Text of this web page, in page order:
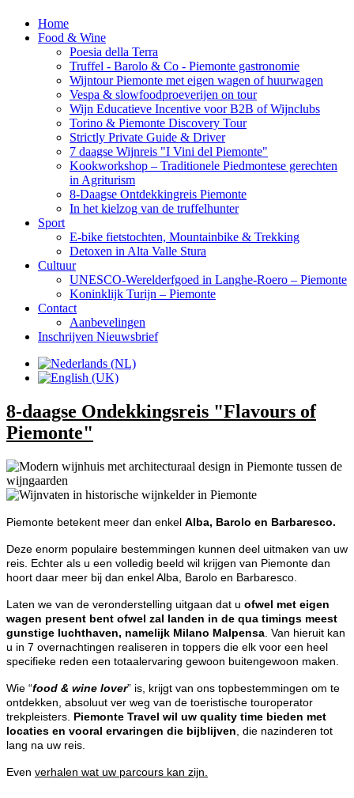
Home
Food & Wine
Poesia della Terra
Truffel - Barolo & Co - Piemonte gastronomie
Wijntour Piemonte met eigen wagen of huurwagen
Vespa & slowfoodproeverijen on tour
Wijn Educatieve Incentive voor B2B of Wijnclubs
Torino & Piemonte Discovery Tour
Strictly Private Guide & Driver
7 daagse Wijnreis "I Vini del Piemonte"
Kookworkshop – Traditionele Piedmontese gerechten
in Agriturism
8-Daagse Ontdekkingreis Piemonte
In het kielzog van de truffelhunter
Sport
E-bike fietstochten, Mountainbike & Trekking
Detoxen in Alta Valle Stura
Cultuur
UNESCO-Werelderfgoed in Langhe-Roero – Piemonte
Koninklijk Turijn – Piemonte
Contact
Aanbevelingen
Inschrijven Nieuwsbrief
8-daagse Ondekkingsreis "Flavours of
Piemonte"
Piemonte betekent meer dan enkel Alba, Barolo en Barbaresco.
Deze enorm populaire bestemmingen kunnen deel uitmaken van uw
reis. Echter als u een volledig beeld wil krijgen van Piemonte dan
hoort daar meer bij dan enkel Alba, Barolo en Barbaresco.
Laten we van de veronderstelling uitgaan dat u ofwel met eigen
wagen present bent ofwel zal landen in de qua timings meest
gunstige luchthaven, namelijk Milano Malpensa. Van hieruit kan
u in 7 overnachtingen realiseren in toppers die elk voor een heel
specifieke reden een totaalervaring gewoon buitengewoon maken.
Wie “food & wine lover” is, krijgt van ons topbestemmingen om te
ontdekken, absoluut ver weg van de toeristische touroperator
trekpleisters. Piemonte Travel wil uw quality time bieden met
locaties en vooral ervaringen die bijblijven, die nazinderen tot
lang na uw reis.
Even verhalen wat uw parcours kan zijn.